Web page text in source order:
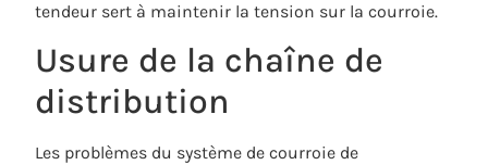
tendeur sert à maintenir la tension sur la courroie.
Usure de la chaîne de
distribution
Les problèmes du système de courroie de